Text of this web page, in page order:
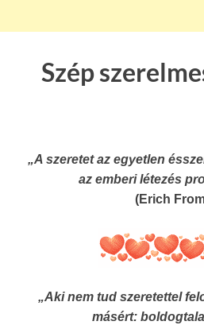
Szép
„A szeretet az egyetlen
az emberi létezés
(Erich
„Aki nem tud szeretettel
másért: